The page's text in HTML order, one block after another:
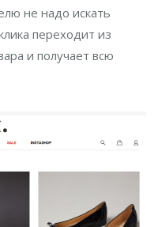
не надо искать
переходит из
и получает всю